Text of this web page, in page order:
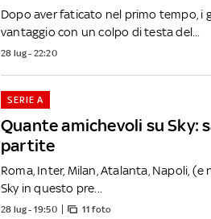
Dopo aver faticato nel primo tempo, i
vantaggio con un colpo di testa del...
28 lug - 22:20
Quante amichevoli su Sky:
partite
SERIE A
Roma, Inter, Milan, Atalanta, Napoli,
Sky in questo pre...
28 lug - 19:50 11 foto